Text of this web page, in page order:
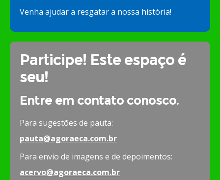
Venha ajudar a resgatar a nossa história!
Participe! Este espaço é
seu!
Entre em contato conosco.
Para sugestões de pauta:
pauta@agoraeca.com.br
Para envio de imagens e de depoimentos:
acervo@agoraeca.com.br